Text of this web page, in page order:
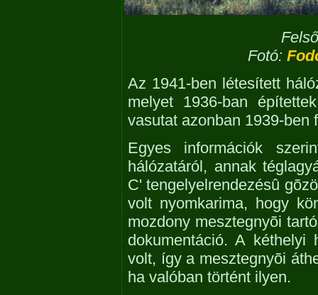
Fotó:
Az 1941-ben létesített
melyet 1936-ban
vasutat azonban 1939-ben
Egyes információk
hálózatáról, annak
C' tengelyelrendezésû
volt nyomkarima, hogy
mozdony mesztegnyõi
dokumentáció. A kéthelyi
volt, így a mesztegnyõi
ha valóban történt ilyen.